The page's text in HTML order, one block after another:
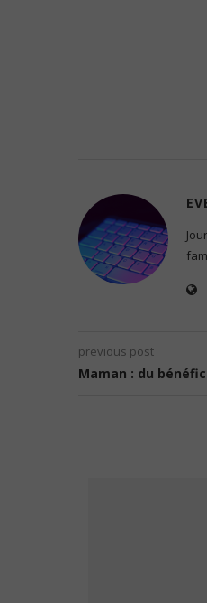
previous post
Maman : du